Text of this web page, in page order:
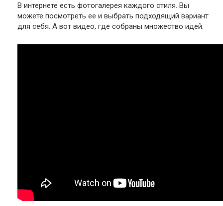
В интернете есть фотогалерея каждого стиля. Вы
можете посмотреть ее и выбрать подходящий вариант
для себя. А вот видео, где собраны множество идей.